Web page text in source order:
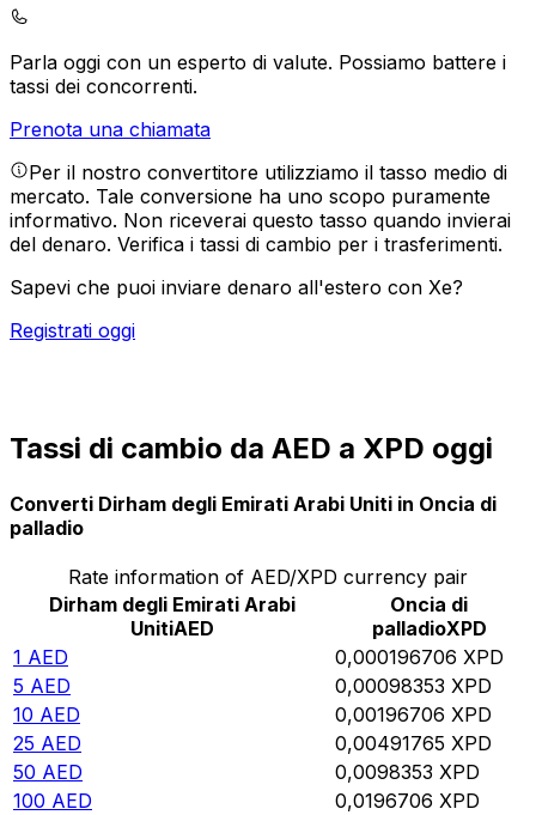
Parla oggi con un esperto di valute. Possiamo battere i
tassi dei concorrenti.
Prenota una chiamata
Per il nostro convertitore utilizziamo il tasso medio di
mercato. Tale conversione ha uno scopo puramente
informativo. Non riceverai questo tasso quando invierai
del denaro. Verifica i tassi di cambio per i trasferimenti.
Sapevi che puoi inviare denaro all'estero con Xe?
Registrati oggi
Tassi di cambio da AED a XPD oggi
Converti Dirham degli Emirati Arabi Uniti in Oncia di
palladio
Rate information of AED/XPD currency pair
Dirham degli Emirati Arabi
UnitiAED
Oncia di
palladioXPD
1 AED 0,000196706 XPD
5 AED 0,00098353 XPD
10 AED 0,00196706 XPD
25 AED 0,00491765 XPD
50 AED 0,0098353 XPD
100 AED 0,0196706 XPD